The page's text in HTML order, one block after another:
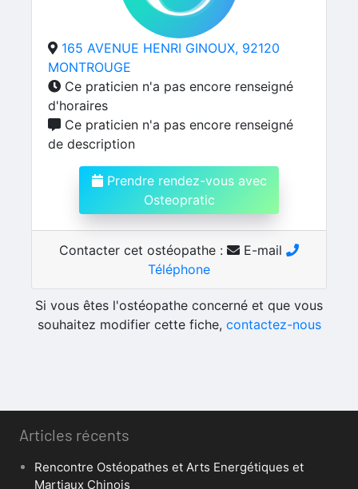
165 AVENUE HENRI GINOUX, 92120
MONTROUGE
Ce praticien n'a pas encore renseigné
d'horaires
Ce praticien n'a pas encore renseigné
de description
Prendre rendez-vous avec
Osteopratic
Contacter cet ostéopathe :
E-mail
Téléphone
Si vous êtes l'ostéopathe concerné et que vous
souhaitez modifier cette fiche, contactez-nous
Articles récents
Rencontre Ostéopathes et Arts Energétiques et
Martiaux Chinois